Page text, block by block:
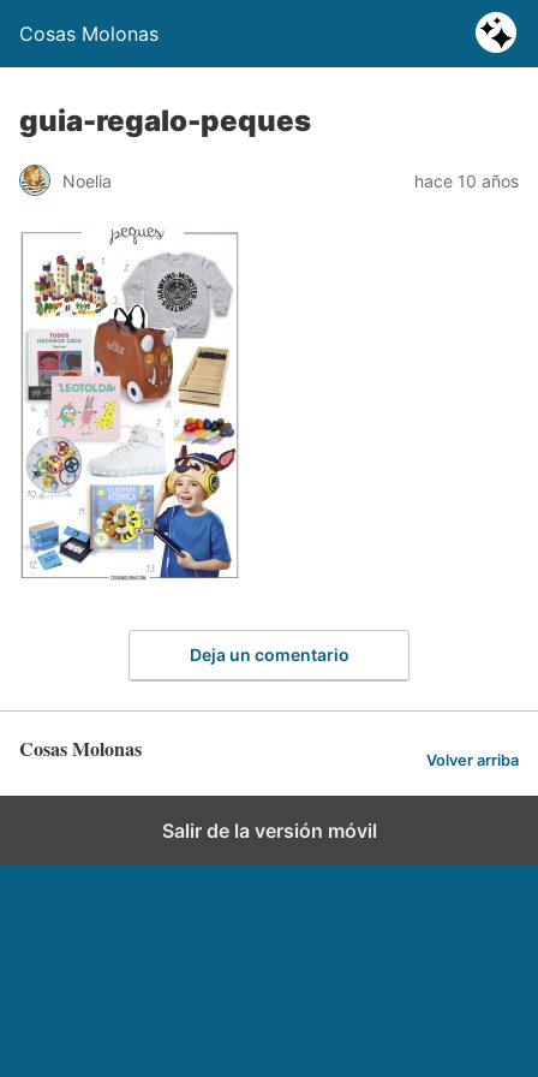
Cosas Molonas
guia-regalo-peques
Noelia hace 10 años
Deja un comentario
Cosas Molonas Volver arriba
Salir de la versión móvil